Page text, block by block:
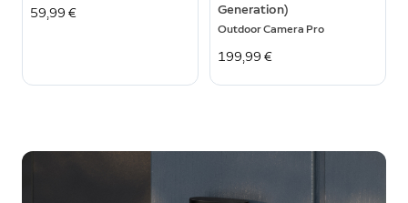
59,99 €
Generation)
Outdoor Camera Pro
199,99 €